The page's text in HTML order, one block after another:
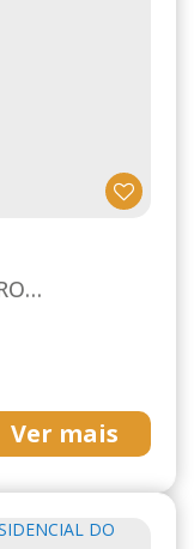
Ver mais